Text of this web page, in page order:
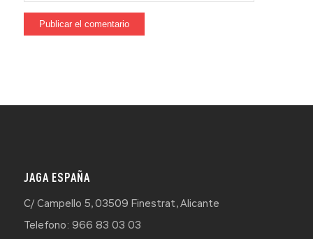
JAGA ESPAÑA
C/ Campello 5, 03509 Finestrat, Alicante
Telefono: 966 83 03 03